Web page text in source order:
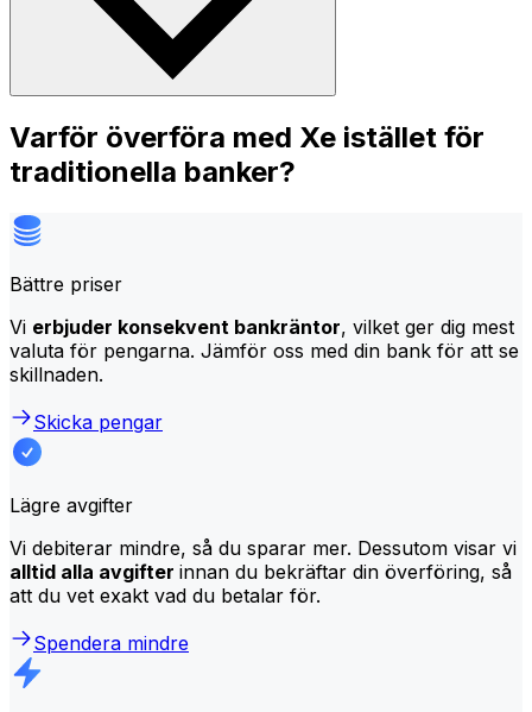
Varför överföra med Xe istället för
traditionella banker?
Bättre priser
Vi erbjuder konsekvent bankräntor, vilket ger dig mest
valuta för pengarna. Jämför oss med din bank för att se
skillnaden.
Skicka pengar
Lägre avgifter
Vi debiterar mindre, så du sparar mer. Dessutom visar vi
alltid alla avgifter innan du bekräftar din överföring, så
att du vet exakt vad du betalar för.
Spendera mindre